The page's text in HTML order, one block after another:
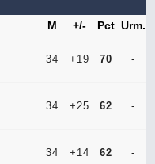
M +/- Pct Urm.
34 +19 70 -
34 +25 62 -
34 +14 62 -